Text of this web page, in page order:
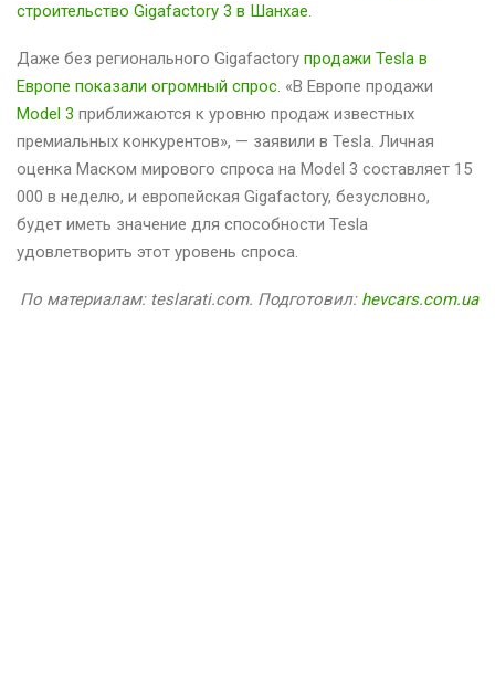
строительство Gigafactory 3 в Шанхае.
Даже без регионального Gigafactory продажи Tesla в
Европе показали огромный спрос. «В Европе продажи
Model 3 приближаются к уровню продаж известных
премиальных конкурентов», — заявили в Tesla. Личная
оценка Маском мирового спроса на Model 3 составляет 15
000 в неделю, и европейская Gigafactory, безусловно,
будет иметь значение для способности Tesla
удовлетворить этот уровень спроса.
По материалам: teslarati.com. Подготовил: hevcars.com.ua